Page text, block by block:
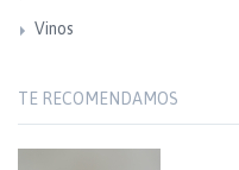
Vinos
TE RECOMENDAMOS